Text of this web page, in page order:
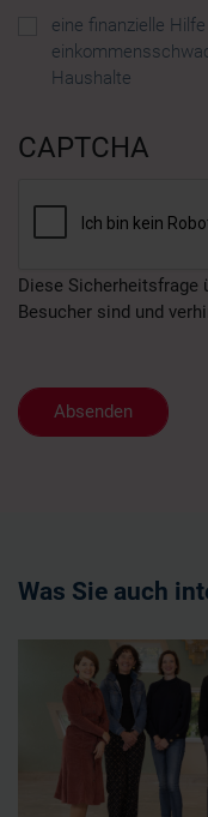
eine finanzielle
Haushalte
CAPTCHA
Diese Sicherheitsfrage
Besucher sind und
Was Sie auch